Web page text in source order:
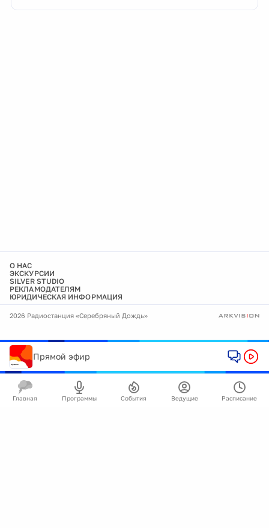
О НАС
ЭКСКУРСИИ
SILVER STUDIO
РЕКЛАМОДАТЕЛЯМ
ЮРИДИЧЕСКАЯ ИНФОРМАЦИЯ
2026 Радиостанция «Серебряный Дождь»
Прямой эфир
Главная Программы События Ведущие Расписание